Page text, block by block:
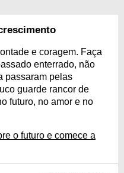
e coragem. Faça
enterrado, não
passaram pelas
guarde rancor de
futuro, no amor e no
o futuro e comece a